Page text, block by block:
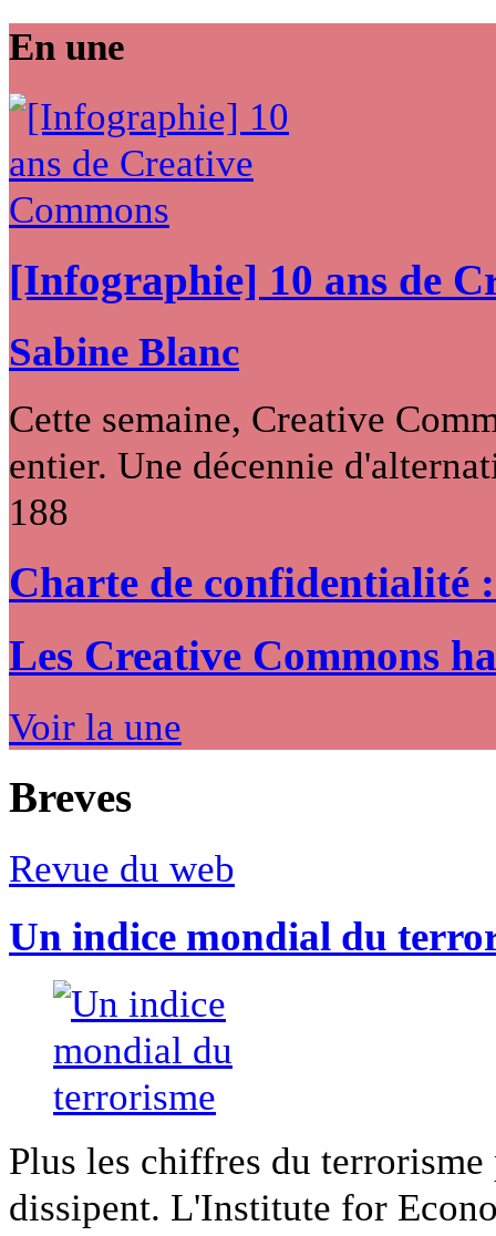
En une
[Infographie] 10 ans de
Sabine Blanc
Cette semaine, Creative
entier. Une décennie
188
Charte de confidentialité
Les Creative Commons
Voir la une
Breves
Revue du web
Un indice mondial du
Plus les chiffres du
dissipent. L'Institute for